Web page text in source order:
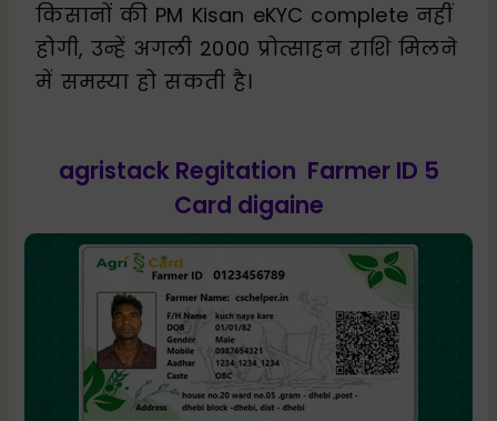
किसानों की PM Kisan eKYC complete नहीं
होगी, उन्हें अगली ₹2000 प्रोत्साहन राशि मिलने
में समस्या हो सकती है।
agristack Regitation Farmer ID 5
Card digaine